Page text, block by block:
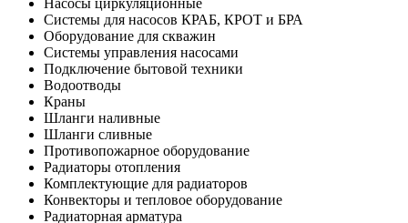
Насосы циркуляционные
Системы для насосов КРАБ, КРОТ и БРА
Оборудование для скважин
Системы управления насосами
Подключение бытовой техники
Водоотводы
Краны
Шланги наливные
Шланги сливные
Противопожарное оборудование
Радиаторы отопления
Комплектующие для радиаторов
Конвекторы и тепловое оборудование
Радиаторная арматура